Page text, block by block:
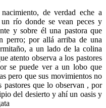
de verdad eche a
río donde se vean peces y
y sobre él una pastora que
perro; por allá arriba de una
a un lado de la colina
atento observa a los pastores
se puede ver a un lobo que
pero que sus movimientos no
pastores que lo observan , por
del desierto y ahí un oasis y